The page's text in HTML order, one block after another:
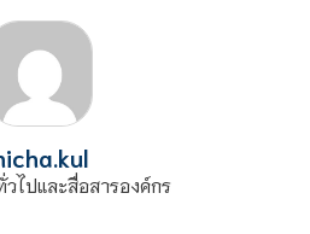
ไปและสื่อสารองค์กร